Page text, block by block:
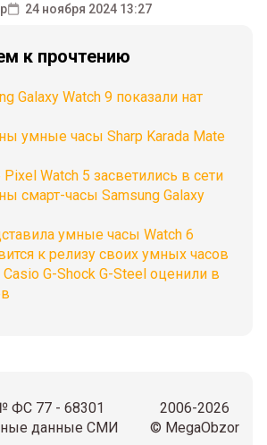
24 ноября 2024 13:27
к прочтению
Galaxy Watch 9 показали нат
умные часы Sharp Karada Mate
Watch 5 засветились в сети
смарт-часы Samsung Galaxy
умные часы Watch 6
к релизу своих умных часов
G-Shock G-Steel оценили в
ФС 77 - 68301
данные СМИ
2006-2026
© MegaObzor